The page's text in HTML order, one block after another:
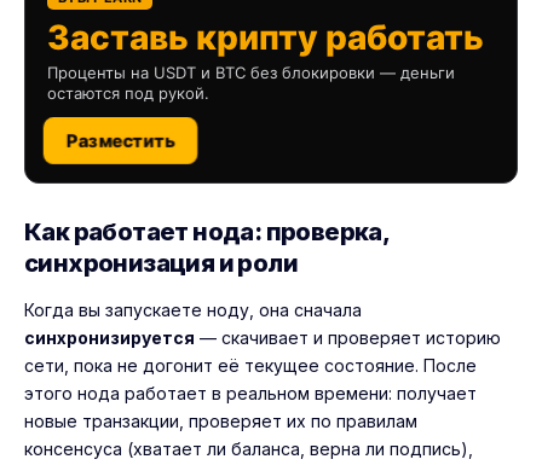
Заставь крипту работать
Проценты на USDT и BTC без блокировки — деньги
остаются под рукой.
Разместить
Как работает нода: проверка,
синхронизация и роли
Когда вы запускаете ноду, она сначала
синхронизируется — скачивает и проверяет историю
сети, пока не догонит её текущее состояние. После
этого нода работает в реальном времени: получает
новые транзакции, проверяет их по правилам
консенсуса (хватает ли баланса, верна ли подпись),